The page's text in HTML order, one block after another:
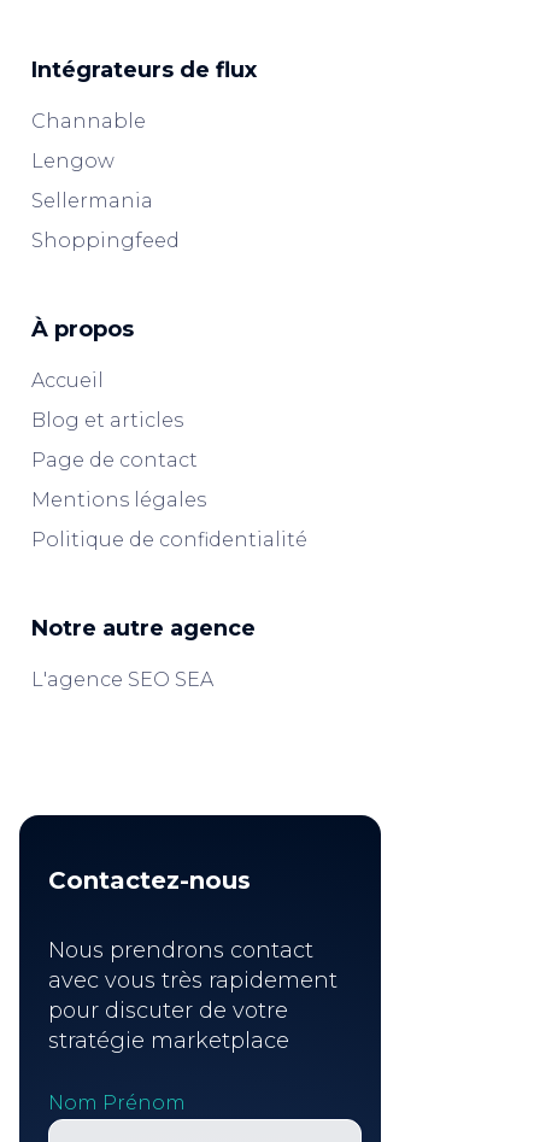
Contactez-nous
Nous prendrons contact
avec vous très rapidement
pour discuter de votre
stratégie marketplace
Nom Prénom
Intégrateurs de flux
Channable
Lengow
Sellermania
Shoppingfeed
À propos
Accueil
Blog et articles
Page de contact
Mentions légales
Politique de confidentialité
Notre autre agence
L'agence SEO SEA